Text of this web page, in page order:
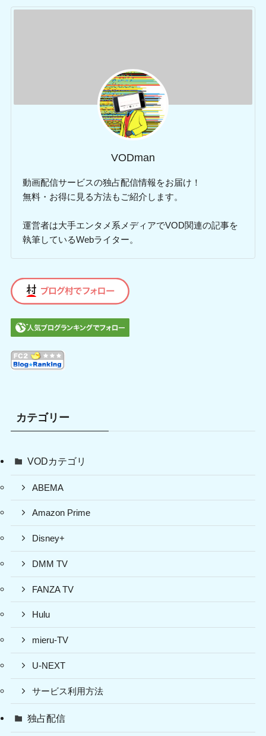
VODman
動画配信サービスの独占配信情報をお届け！
無料・お得に見る方法もご紹介します。
運営者は大手エンタメ系メディアでVOD関連の記事を
執筆しているWebライター。
カテゴリー
VODカテゴリ
ABEMA
Amazon Prime
Disney+
DMM TV
FANZA TV
Hulu
mieru-TV
U-NEXT
サービス利用方法
独占配信